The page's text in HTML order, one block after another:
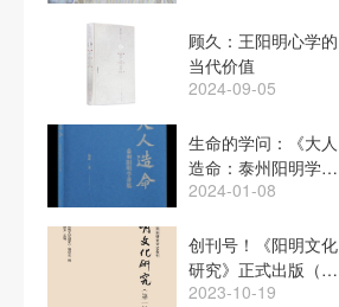
顾久：王阳明心学的
当代价值
2024-09-05
生命的学问：《大人
造命：泰州阳明学讲
稿》出版，甘阳、陈
荐
2024-01-08
创刊号！《阳明文化
研究》正式出版（附
张显清先生《发刊
2023-10-19